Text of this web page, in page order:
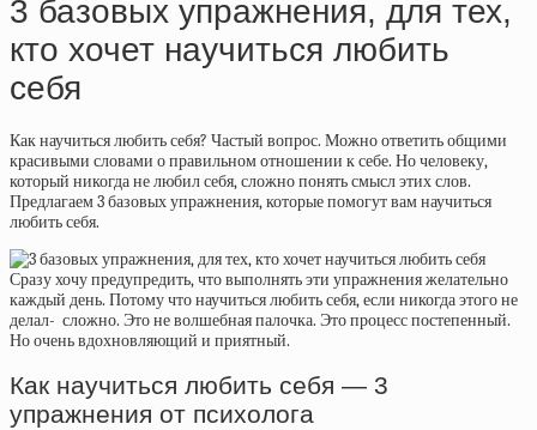
3 базовых упражнения, для тех,
кто хочет научиться любить
себя
Как научиться любить себя? Частый вопрос. Можно ответить общими
красивыми словами о правильном отношении к себе. Но человеку,
который никогда не любил себя, сложно понять смысл этих слов.
Предлагаем 3 базовых упражнения, которые помогут вам научиться
любить себя.
Сразу хочу предупредить, что выполнять эти упражнения желательно
каждый день. Потому что научиться любить себя, если никогда этого не
делал- сложно. Это не волшебная палочка. Это процесс постепенный.
Но очень вдохновляющий и приятный.
Как научиться любить себя — 3
упражнения от психолога